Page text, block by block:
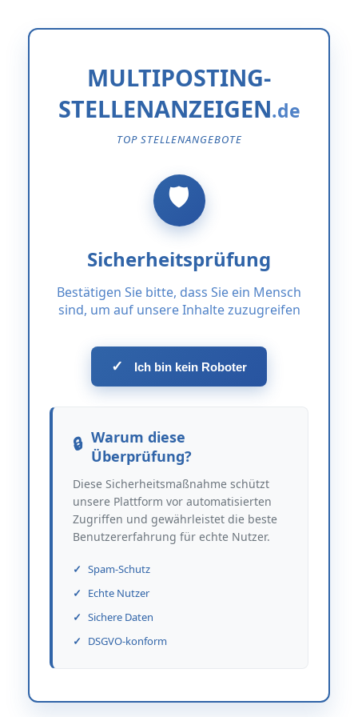
MULTIPOSTING-
STELLENANZEIGEN
TOP STELLENANGEBOTE
Sicherheitsprüfung
Bestätigen Sie bitte, dass Sie ein Mensch
sind, um auf unsere Inhalte zuzugreifen
✓ Ich bin kein Roboter
Warum diese
Überprüfung?
Diese Sicherheitsmaßnahme schützt
unsere Plattform vor automatisierten
Zugriffen und gewährleistet die beste
Benutzererfahrung für echte Nutzer.
Spam-Schutz
Echte Nutzer
Sichere Daten
DSGVO-konform